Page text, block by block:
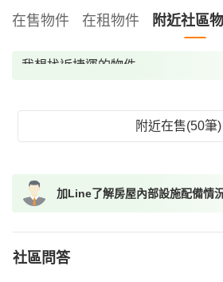
在售物件 在租物件 附近社區
我想找近捷運的物件
我想找配備瓦斯爐的物件
我想找具垃圾處理的物件
我想找近捷運的物件
附近在售(50筆)
加Line了解房屋內部設施配備情
社區問答